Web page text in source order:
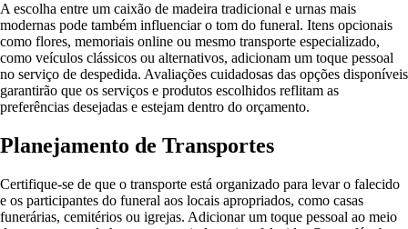
A escolha entre um caixão de madeira tradicional e urnas mais
modernas pode também influenciar o tom do funeral. Itens opcionais
como flores, memoriais online ou mesmo transporte especializado,
como veículos clássicos ou alternativos, adicionam um toque pessoal
no serviço de despedida. Avaliações cuidadosas das opções disponíveis
garantirão que os serviços e produtos escolhidos reflitam as
preferências desejadas e estejam dentro do orçamento.
Planejamento de Transportes
Certifique-se de que o transporte está organizado para levar o falecido
e os participantes do funeral aos locais apropriados, como casas
funerárias, cemitérios ou igrejas. Adicionar um toque pessoal ao meio